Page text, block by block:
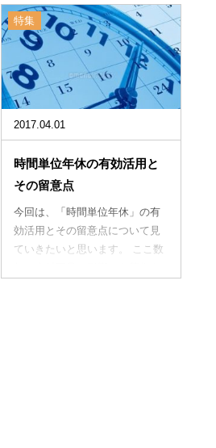
つい...
特集
2017.04.01
時間単位年休の有効活用と
その留意点
今回は、「時間単位年休」の有
効活用とその留意点について見
ていきたいと思います。 ここ数